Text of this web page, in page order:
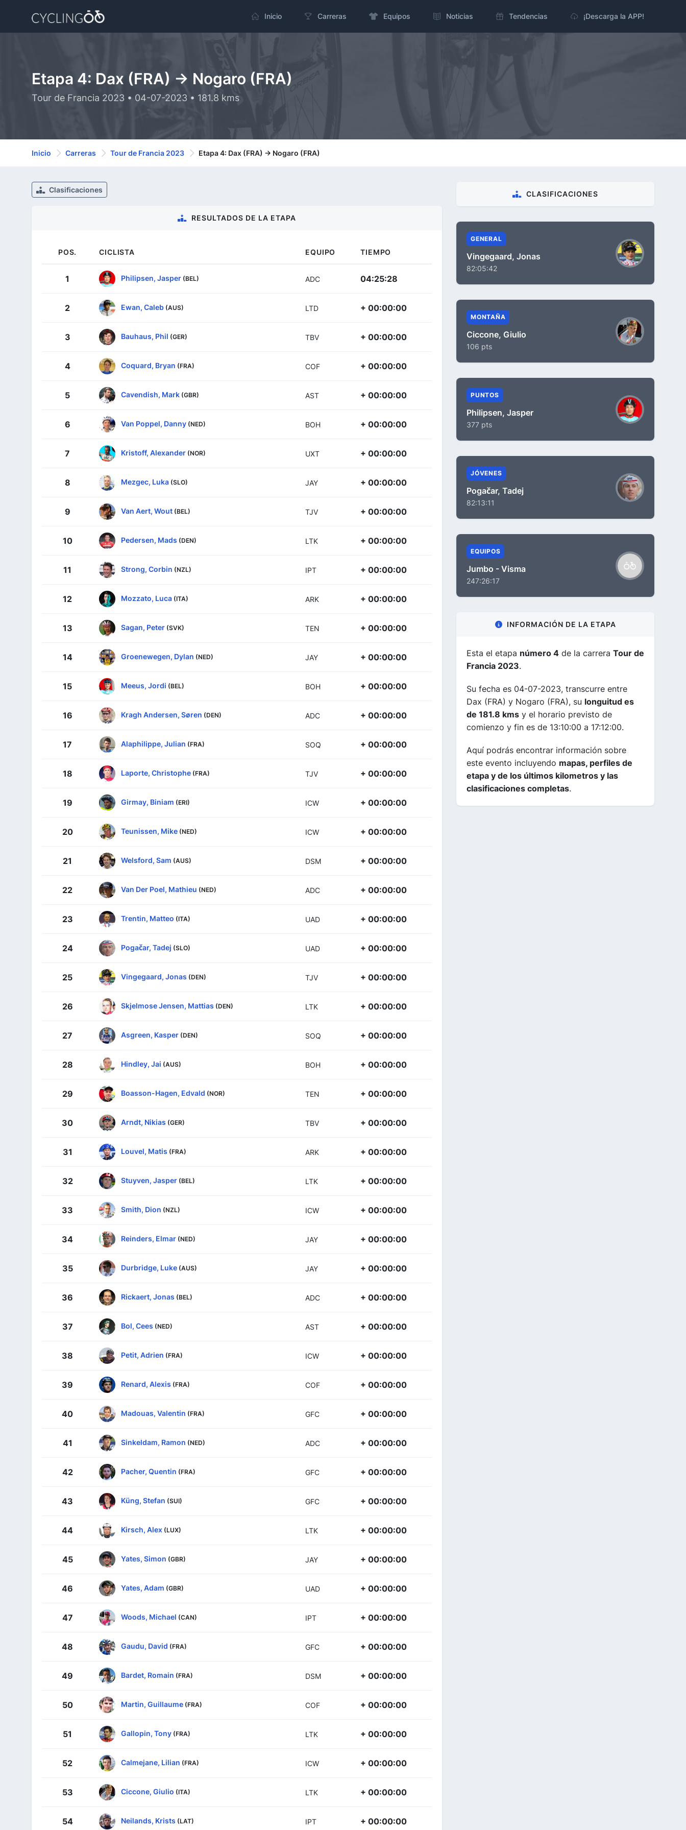
Inicio Carreras Equipos Noticias Tendencias ¡Descarga la APP!
Etapa 4: Dax (FRA) -> Nogaro (FRA)
Tour de Francia 2023 • 04-07-2023 • 181.8 kms
Inicio Carreras Tour de Francia 2023 Etapa 4: Dax (FRA) -> Nogaro (FRA)
Clasificaciones
RESULTADOS DE LA ETAPA
POS. CICLISTA EQUIPO TIEMPO
1 Philipsen, Jasper (BEL) ADC 04:25:28
2 Ewan, Caleb (AUS) LTD + 00:00:00
3 Bauhaus, Phil (GER) TBV + 00:00:00
4 Coquard, Bryan (FRA) COF + 00:00:00
5 Cavendish, Mark (GBR) AST + 00:00:00
6 Van Poppel, Danny (NED) BOH + 00:00:00
7 Kristoff, Alexander (NOR) UXT + 00:00:00
8 Mezgec, Luka (SLO) JAY + 00:00:00
9 Van Aert, Wout (BEL) TJV + 00:00:00
10 Pedersen, Mads (DEN) LTK + 00:00:00
11 Strong, Corbin (NZL) IPT + 00:00:00
12 Mozzato, Luca (ITA) ARK + 00:00:00
13 Sagan, Peter (SVK) TEN + 00:00:00
14 Groenewegen, Dylan (NED) JAY + 00:00:00
15 Meeus, Jordi (BEL) BOH + 00:00:00
16 Kragh Andersen, Søren (DEN) ADC + 00:00:00
17 Alaphilippe, Julian (FRA) SOQ + 00:00:00
18 Laporte, Christophe (FRA) TJV + 00:00:00
19 Girmay, Biniam (ERI) ICW + 00:00:00
20 Teunissen, Mike (NED) ICW + 00:00:00
21 Welsford, Sam (AUS) DSM + 00:00:00
22 Van Der Poel, Mathieu (NED) ADC + 00:00:00
23 Trentin, Matteo (ITA) UAD + 00:00:00
24 Pogačar, Tadej (SLO) UAD + 00:00:00
25 Vingegaard, Jonas (DEN) TJV + 00:00:00
26 Skjelmose Jensen, Mattias (DEN) LTK + 00:00:00
27 Asgreen, Kasper (DEN) SOQ + 00:00:00
28 Hindley, Jai (AUS) BOH + 00:00:00
29 Boasson-Hagen, Edvald (NOR) TEN + 00:00:00
30 Arndt, Nikias (GER) TBV + 00:00:00
31 Louvel, Matis (FRA) ARK + 00:00:00
32 Stuyven, Jasper (BEL) LTK + 00:00:00
33 Smith, Dion (NZL) ICW + 00:00:00
34 Reinders, Elmar (NED) JAY + 00:00:00
35 Durbridge, Luke (AUS) JAY + 00:00:00
36 Rickaert, Jonas (BEL) ADC + 00:00:00
37 Bol, Cees (NED) AST + 00:00:00
38 Petit, Adrien (FRA) ICW + 00:00:00
39 Renard, Alexis (FRA) COF + 00:00:00
40 Madouas, Valentin (FRA) GFC + 00:00:00
41 Sinkeldam, Ramon (NED) ADC + 00:00:00
42 Pacher, Quentin (FRA) GFC + 00:00:00
43 Küng, Stefan (SUI) GFC + 00:00:00
44 Kirsch, Alex (LUX) LTK + 00:00:00
45 Yates, Simon (GBR) JAY + 00:00:00
46 Yates, Adam (GBR) UAD + 00:00:00
47 Woods, Michael (CAN) IPT + 00:00:00
48 Gaudu, David (FRA) GFC + 00:00:00
49 Bardet, Romain (FRA) DSM + 00:00:00
50 Martin, Guillaume (FRA) COF + 00:00:00
51 Gallopin, Tony (FRA) LTK + 00:00:00
52 Calmejane, Lilian (FRA) ICW + 00:00:00
53 Ciccone, Giulio (ITA) LTK + 00:00:00
54 Neilands, Krists (LAT) IPT + 00:00:00
CLASIFICACIONES
GENERAL
Vingegaard, Jonas
82:05:42
MONTAÑA
Ciccone, Giulio
106 pts
PUNTOS
Philipsen, Jasper
377 pts
JÓVENES
Pogačar, Tadej
82:13:11
EQUIPOS
Jumbo - Visma
247:26:17
INFORMACIÓN DE LA ETAPA
Esta el etapa número 4 de la carrera Tour de
Francia 2023.
Su fecha es 04-07-2023, transcurre entre
Dax (FRA) y Nogaro (FRA), su longuitud es
de 181.8 kms y el horario previsto de
comienzo y fin es de 13:10:00 a 17:12:00.
Aquí podrás encontrar información sobre
este evento incluyendo mapas, perfiles de
etapa y de los últimos kilometros y las
clasificaciones completas.